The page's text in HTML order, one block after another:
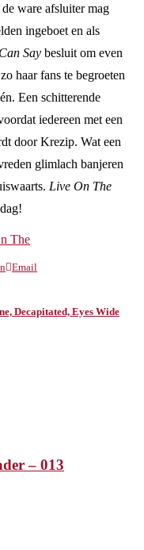
ware afsluiter mag
ingeboet en als
Say besluit om even
haar fans te begroeten
Een schitterende
iedereen met een
door Krezip. Wat een
glimlach banjeren
Live On The
The
Email
Decapitated, Eyes Wide
– 013